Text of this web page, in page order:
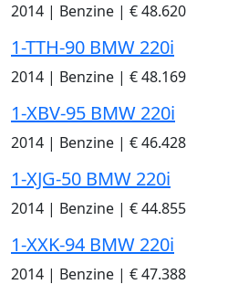
2014 | Benzine | € 48.620
1-TTH-90 BMW 220i
2014 | Benzine | € 48.169
1-XBV-95 BMW 220i
2014 | Benzine | € 46.428
1-XJG-50 BMW 220i
2014 | Benzine | € 44.855
1-XXK-94 BMW 220i
2014 | Benzine | € 47.388